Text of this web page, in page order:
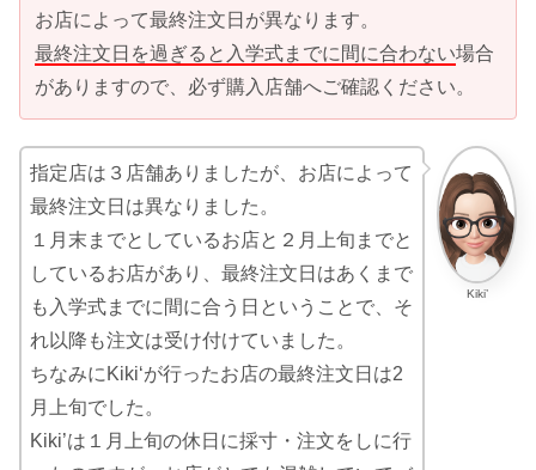
お店によって最終注文日が異なります。
最終注文日を過ぎると入学式までに間に合わない場合
がありますので、必ず購入店舗へご確認ください。
Kiki’
指定店は３店舗ありましたが、お店によって
最終注文日は異なりました。
１月末までとしているお店と２月上旬までと
しているお店があり、最終注文日はあくまで
も入学式までに間に合う日ということで、そ
れ以降も注文は受け付けていました。
ちなみにKiki‘が行ったお店の最終注文日は2
月上旬でした。
Kiki’は１月上旬の休日に採寸・注文をしに行